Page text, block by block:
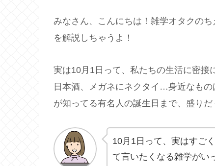
みなさん、こんにちは！雑学オタクの
を解説しちゃうよ！
実は10月1日って、私たちの生活に密接
日本酒、メガネにネクタイ…身近なも
が知ってる有名人の誕生日まで、盛りだ
10月1日って、実はすご
て言いたくなる雑学がい